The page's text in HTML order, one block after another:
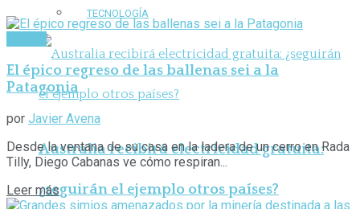
TECNOLOGÍA
Australia recibirá electricidad gratuita:
¿seguirán el ejemplo otros países?
El épico regreso de las ballenas sei a la
Patagonia
por Javier Avena
Desde la ventana de su casa en la ladera de un cerro en Rada
Tilly, Diego Cabanas ve cómo respiran...
Leer más